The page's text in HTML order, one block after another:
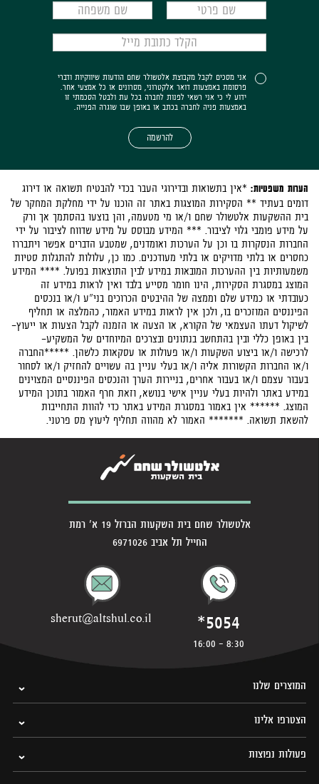
אני מסכים לקבל מקבוצת אלטשולר שחם הודעות שיווקיות ודברי
פרסומת באמצעות דואר אלקטרוני, מסרונים או כל אמצעי אחר.
ידוע לי כי אני רשאי לפנות לחברה בכל עת ולבטל הסכמתי זו
באמצעות פניה לחברה בכתב או באופן שבו שוגרה הפנייה.
להרשמה
הערות משפטיות: *אין בתשואות ובדירוגי העבר בכדי להבטיח תשואה או דירוג
דומים בעתיד ** הסקירות המוצגות באתר זה הוכנו על ידי מחלקת המחקר של
בית ההשקעות אלטשולר שחם ו/או מי מטעמה, והן בוצעו בהסתמך אך ורק
על מידע פומבי גלוי לציבור. *** המידע מבוסס על מידע שדווח לציבור על ידי
החברות הנסקרות בו וכן על הערכות ואומדנים, שמטבע הדברים אפשר ויתבררו
כחסרים או בלתי מדויקים או בלתי מעודכנים. כמו כן, עלולות להתגלות סטיות
משמעותיות בין ההערכות המובאות במידע לבין התוצאות בפועל. **** המידע
המוצג במסגרת הסקירות, הינו חומר מסייע בלבד ואין לראות במידע זה
כעובדתי או כמידע שלם וממצה של ההיבטים הכרוכים בני"ע ו/או בנכסים
הפיננסים המוזכרים בו, ולכן אין לראות במידע האמור, כהמלצה או תחליף
לשיקול דעתו העצמאי של הקורא, או הצעה או הזמנה לקבל הצעות או ייעוץ-
בין באופן כללי ובין בהתחשב בנתונים ובצרכים המיוחדים של המשקיע-
לרכישה ו/או ביצוע השקעות ו/או פעולות או עסקאות כלשהן. *****החברה
ו/או החברות הקשורות אליה ו/או בעלי עניין בה עשויים להחזיק ו/או לסחור
בעבור עצמם ו/או בעבור אחרים, בניירות הערך והנכסים הפיננסיים המצוינים
במידע באתר ולהיות בעלי עניין אישי בנושא, וזאת חרף האמור בתוכן המידע
המוצג. ****** אין באמור במסגרת המידע באתר כדי להוות התחייבות
להשאת תשואה. ******* האמור לא מהווה תחליף ליעוץ מס פרטני.
אלטשולר שחם בית השקעות הברזל 19 א' רמת
החייל תל אביב 6971026
*5054
8:30 - 16:00
sherut@altshul.co.il
המוצרים שלנו
הצטרפו אלינו
פעולות נפוצות